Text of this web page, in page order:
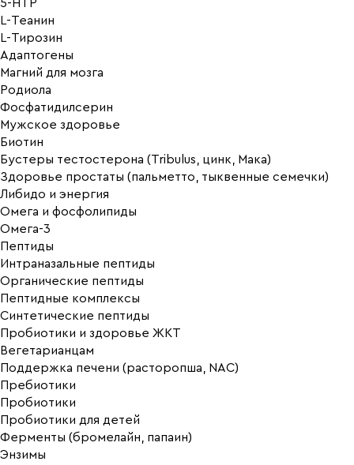
5-HTP
L-Теанин
L-Тирозин
Адаптогены
Магний для мозга
Родиола
Фосфатидилсерин
Мужское здоровье
Биотин
Бустеры тестостерона (Tribulus, цинк, Мака)
Здоровье простаты (пальметто, тыквенные семечки)
Либидо и энергия
Омега и фосфолипиды
Омега-3
Пептиды
Интраназальные пептиды
Органические пептиды
Пептидные комплексы
Синтетические пептиды
Пробиотики и здоровье ЖКТ
Вегетарианцам
Поддержка печени (расторопша, NAC)
Пребиотики
Пробиотики
Пробиотики для детей
Ферменты (бромелайн, папаин)
Энзимы